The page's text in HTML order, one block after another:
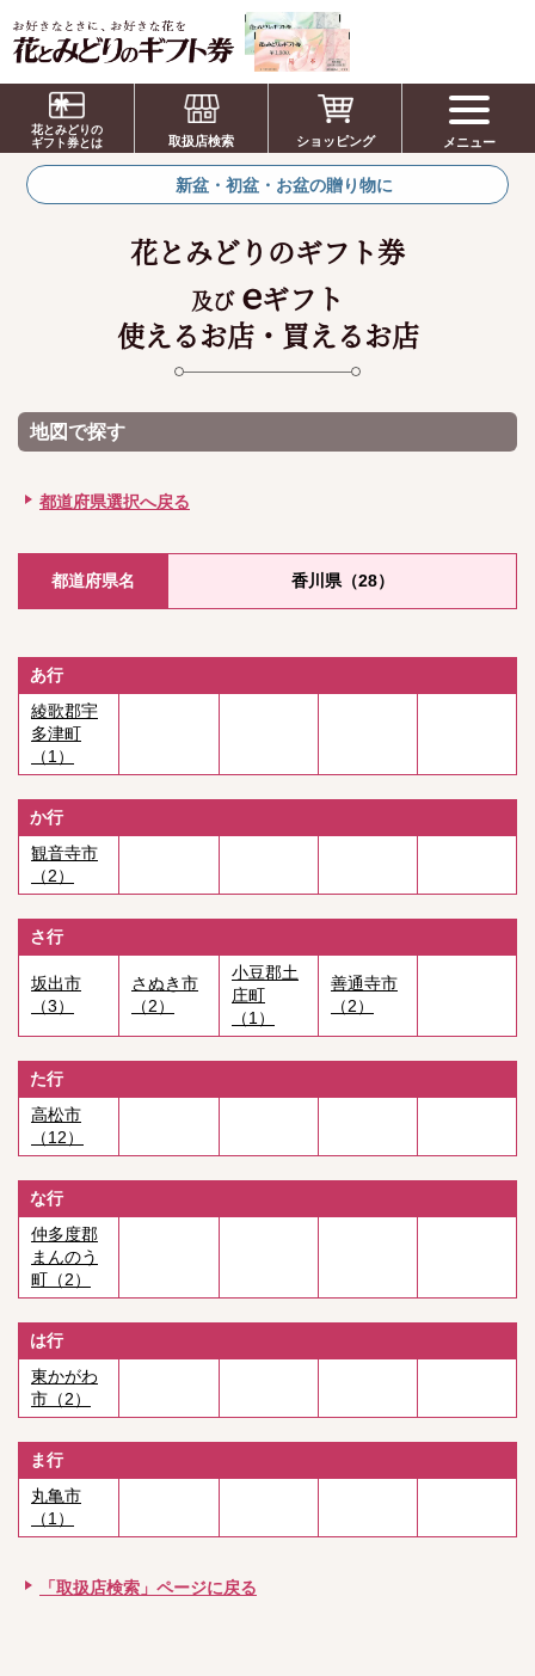
お祝い、お盆、新盆、お彼岸、喪中、お供
え、見舞い、返事、供花、線香贈答におすす
めのギフト
花とみどりの
ギフト券とは
取扱店検索 ショッピング メニュー
新盆・初盆・お盆の贈り物に
花とみどりのギフト券
及び eギフト
使えるお店・買えるお店
地図で探す
都道府県選択へ戻る
都道府県名 香川県（28）
あ行
綾歌郡宇
多津町
（1）
か行
観音寺市
（2）
さ行
坂出市
（3）
さぬき市
（2）
小豆郡土
庄町
（1）
善通寺市
（2）
た行
高松市
（12）
な行
仲多度郡
まんのう
町（2）
は行
東かがわ
市（2）
ま行
丸亀市
（1）
「取扱店検索」ページに戻る